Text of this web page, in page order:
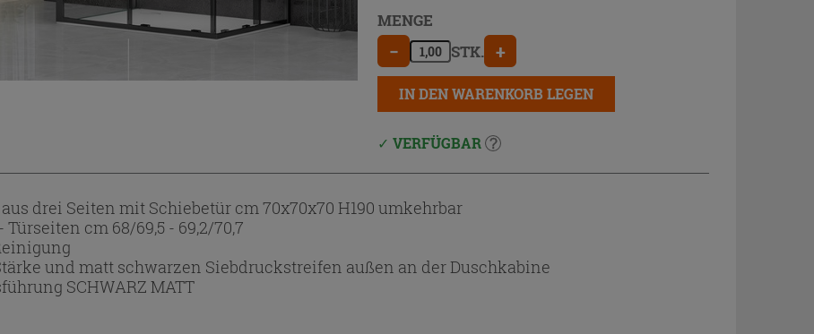
MENGE
− STK. +
IN DEN WARENKORB LEGEN
VERFÜGBAR
drei Seiten mit Schiebetür cm 70x70x70 H190 umkehrbar
cm 68/69,5 - 69,2/70,7
und matt schwarzen Siebdruckstreifen außen an der Duschkabine
SCHWARZ MATT